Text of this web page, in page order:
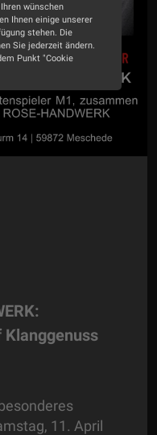
11. April
wünschen
Ihnen einige unserer
stehen. Die
Sie jederzeit ändern.
Punkt "Cookie